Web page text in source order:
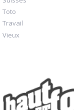
Toto
Travail
Vieux